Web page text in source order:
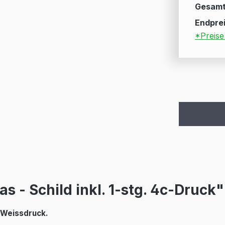
- Schild inkl. 1-stg. 4c-Druck"